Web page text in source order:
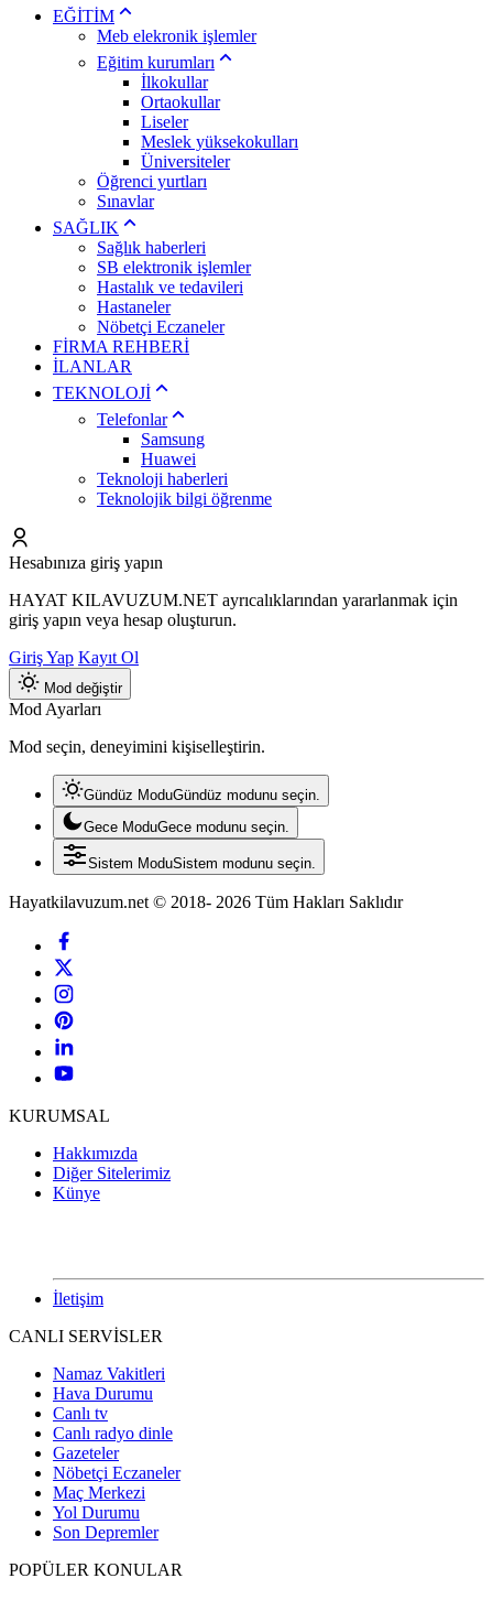
EĞİTİM
Meb elekronik işlemler
Eğitim kurumları
İlkokullar
Ortaokullar
Liseler
Meslek yüksekokulları
Üniversiteler
Öğrenci yurtları
Sınavlar
SAĞLIK
Sağlık haberleri
SB elektronik işlemler
Hastalık ve tedavileri
Hastaneler
Nöbetçi Eczaneler
FİRMA REHBERİ
İLANLAR
TEKNOLOJİ
Telefonlar
Samsung
Huawei
Teknoloji haberleri
Teknolojik bilgi öğrenme
Hesabınıza giriş yapın
HAYAT KILAVUZUM.NET ayrıcalıklarından yararlanmak için
giriş yapın veya hesap oluşturun.
Giriş Yap Kayıt Ol
Mod değiştir
Mod Ayarları
Mod seçin, deneyimini kişiselleştirin.
Gündüz ModuGündüz modunu seçin.
Gece ModuGece modunu seçin.
Sistem ModuSistem modunu seçin.
Hayatkilavuzum.net © 2018- 2026 Tüm Hakları Saklıdır
KURUMSAL
Hakkımızda
Diğer Sitelerimiz
Künye
İletişim
CANLI SERVİSLER
Namaz Vakitleri
Hava Durumu
Canlı tv
Canlı radyo dinle
Gazeteler
Nöbetçi Eczaneler
Maç Merkezi
Yol Durumu
Son Depremler
POPÜLER KONULAR